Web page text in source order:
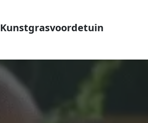
Kunstgrasvoordetuin